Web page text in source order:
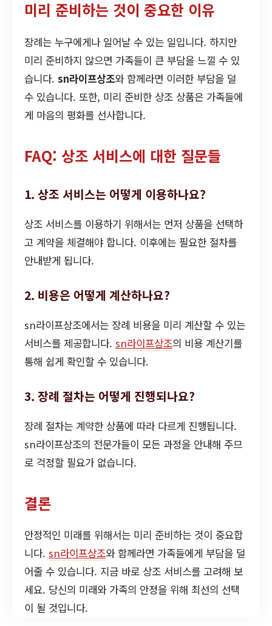
미리 준비하는 것이 중요한 이유
장례는 누구에게나 일어날 수 있는 일입니다. 하지만
미리 준비하지 않으면 가족들이 큰 부담을 느낄 수 있
습니다. sn라이프상조와 함께라면 이러한 부담을 덜
수 있습니다. 또한, 미리 준비한 상조 상품은 가족들에
게 마음의 평화를 선사합니다.
FAQ: 상조 서비스에 대한 질문들
1. 상조 서비스는 어떻게 이용하나요?
상조 서비스를 이용하기 위해서는 먼저 상품을 선택하
고 계약을 체결해야 합니다. 이후에는 필요한 절차를
안내받게 됩니다.
2. 비용은 어떻게 계산하나요?
sn라이프상조에서는 장례 비용을 미리 계산할 수 있는
서비스를 제공합니다. sn라이프상조의 비용 계산기를
통해 쉽게 확인할 수 있습니다.
3. 장례 절차는 어떻게 진행되나요?
장례 절차는 계약한 상품에 따라 다르게 진행됩니다.
sn라이프상조의 전문가들이 모든 과정을 안내해 주므
로 걱정할 필요가 없습니다.
결론
안정적인 미래를 위해서는 미리 준비하는 것이 중요합
니다. sn라이프상조와 함께라면 가족들에게 부담을 덜
어줄 수 있습니다. 지금 바로 상조 서비스를 고려해 보
세요. 당신의 미래와 가족의 안정을 위해 최선의 선택
이 될 것입니다.